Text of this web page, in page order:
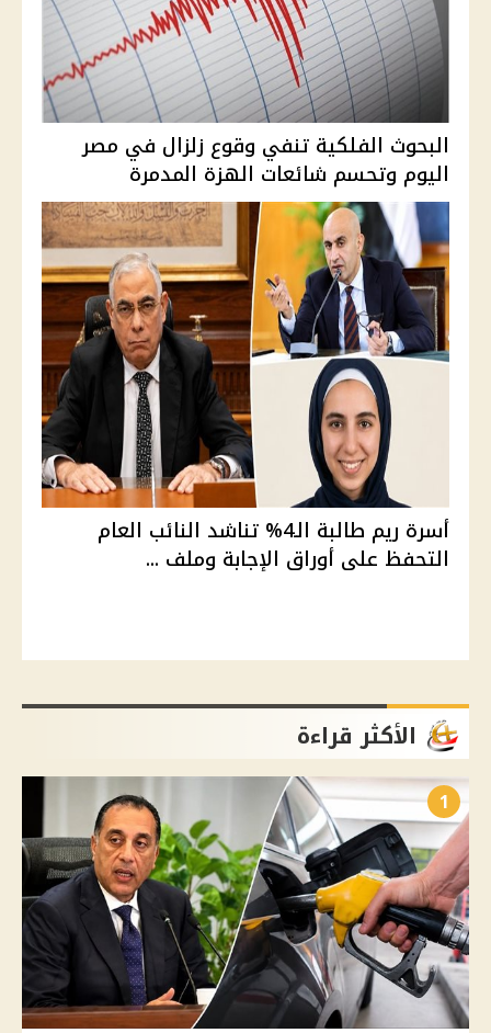
البحوث الفلكية تنفي وقوع زلزال في مصر
اليوم وتحسم شائعات الهزة المدمرة
أسرة ريم طالبة الـ4% تناشد النائب العام
التحفظ على أوراق الإجابة وملف ...
الأكثر قراءة
1